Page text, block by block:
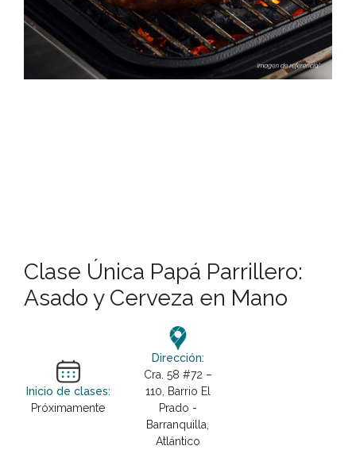
Clase Única Papá Parrillero:
Asado y Cerveza en Mano
Inicio de clases:
Próximamente
Dirección:
Cra. 58 #72 –
110, Barrio El
Prado -
Barranquilla,
Atlántico